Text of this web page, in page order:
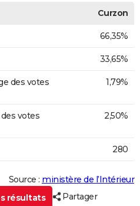
Curzon
66,35%
33,65%
des votes
1,79%
votes
2,50%
280
Source : ministère de l’Intérieur
résultats
Partager